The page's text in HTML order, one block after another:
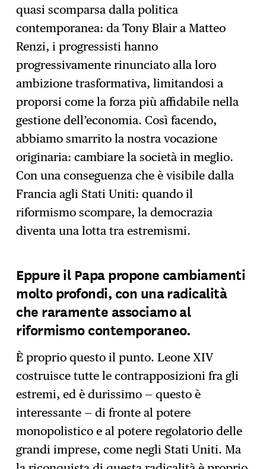
quasi scomparsa dalla politica
contemporanea: da Tony Blair a Matteo
Renzi, i progressisti hanno
progressivamente rinunciato alla loro
ambizione trasformativa, limitandosi a
proporsi come la forza più affidabile nella
gestione dell’economia. Così facendo,
abbiamo smarrito la nostra vocazione
originaria: cambiare la società in meglio.
Con una conseguenza che è visibile dalla
Francia agli Stati Uniti: quando il
riformismo scompare, la democrazia
diventa una lotta tra estremismi.
Eppure il Papa propone cambiamenti
molto profondi, con una radicalità
che raramente associamo al
riformismo contemporaneo.
È proprio questo il punto. Leone XIV
costruisce tutte le contrapposizioni fra gli
estremi, ed è durissimo — questo è
interessante — di fronte al potere
monopolistico e al potere regolatorio delle
grandi imprese, come negli Stati Uniti. Ma